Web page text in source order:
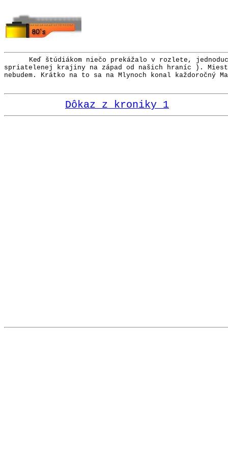
Keď štúdiákom niečo prekážalo v rozlete,
spriatelenej krajiny na západ od našich hraníc ).
nebudem. Krátko na to sa na Mlynoch konal
Dôkaz z kroniky 1